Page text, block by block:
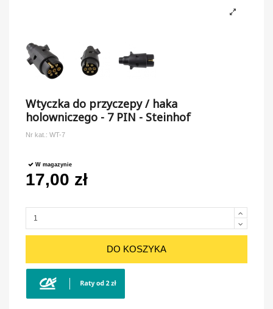
Wtyczka do przyczepy / haka
holowniczego - 7 PIN - Steinhof
Nr kat.: WT-7
W magazynie
17,00 zł
DO KOSZYKA